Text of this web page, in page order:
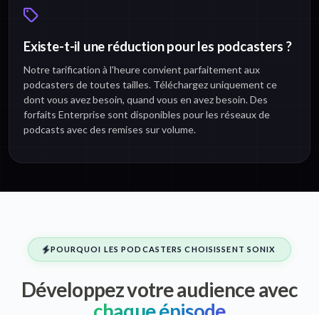
Existe-t-il une réduction pour les podcasters ?
Notre tarification à l'heure convient parfaitement aux
podcasters de toutes tailles. Téléchargez uniquement ce
dont vous avez besoin, quand vous en avez besoin. Des
forfaits Enterprise sont disponibles pour les réseaux de
podcasts avec des remises sur volume.
POURQUOI LES PODCASTERS CHOISISSENT SONIX
Développez votre audience avec